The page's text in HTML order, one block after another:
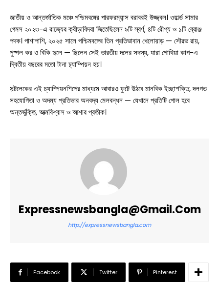
জাতীয় ও আন্তর্জাতিক মঞ্চে পশ্চিমবঙ্গের পারফরম্যান্স বরাবরই উজ্জ্বল। ওয়ার্ল্ড সামার
গেমস ২০২৩-এ রাজ্যের ক্রীড়াবিদরা জিতেছিলেন ৯টি স্বর্ণ, ৪টি রৌপ্য ও ১টি ব্রোঞ্জ
পদক। পাশাপাশি, ২০২৫ সালে পশ্চিমবঙ্গের তিন প্রতিভাবান খেলোয়াড় — সৌরভ রায়,
পুষ্পল কর ও বিকি দুলে — ছিলেন সেই ভারতীয় দলের সদস্য, যারা গোথিয়া কাপ-এ
দ্বিতীয় বছরের মতো টানা চ্যাম্পিয়ন হয়।
সল্টলেকের এই চ্যাম্পিয়নশিপের মাধ্যমে আবারও ফুটে উঠবে মানবিক ইচ্ছাশক্তি, দলগত
সহযোগিতা ও অদম্য প্রতিভার অনবদ্য মেলবন্ধন — যেখানে প্রতিটি গোল হবে
অন্তর্ভুক্তি, আত্মবিশ্বাস ও আশার প্রতীক।
Expressnewsbangla@gmail.com
http://expressnewsbangla.com
Facebook Twitter Pinterest